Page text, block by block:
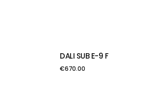
PIEVIENOT GROZAM
DALI SUB E-9 F
€670.00